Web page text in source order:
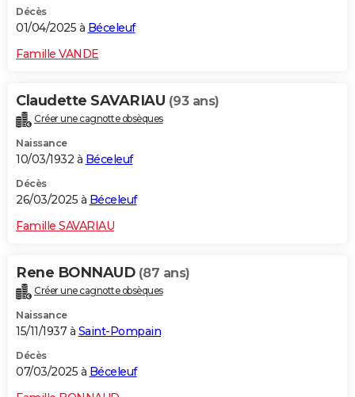
Décès
01/04/2025 à Béceleuf
Famille VANDE
Claudette SAVARIAU (93 ans)
Créer une cagnotte obsèques
Naissance
10/03/1932 à Béceleuf
Décès
26/03/2025 à Béceleuf
Famille SAVARIAU
Rene BONNAUD (87 ans)
Créer une cagnotte obsèques
Naissance
15/11/1937 à Saint-Pompain
Décès
07/03/2025 à Béceleuf